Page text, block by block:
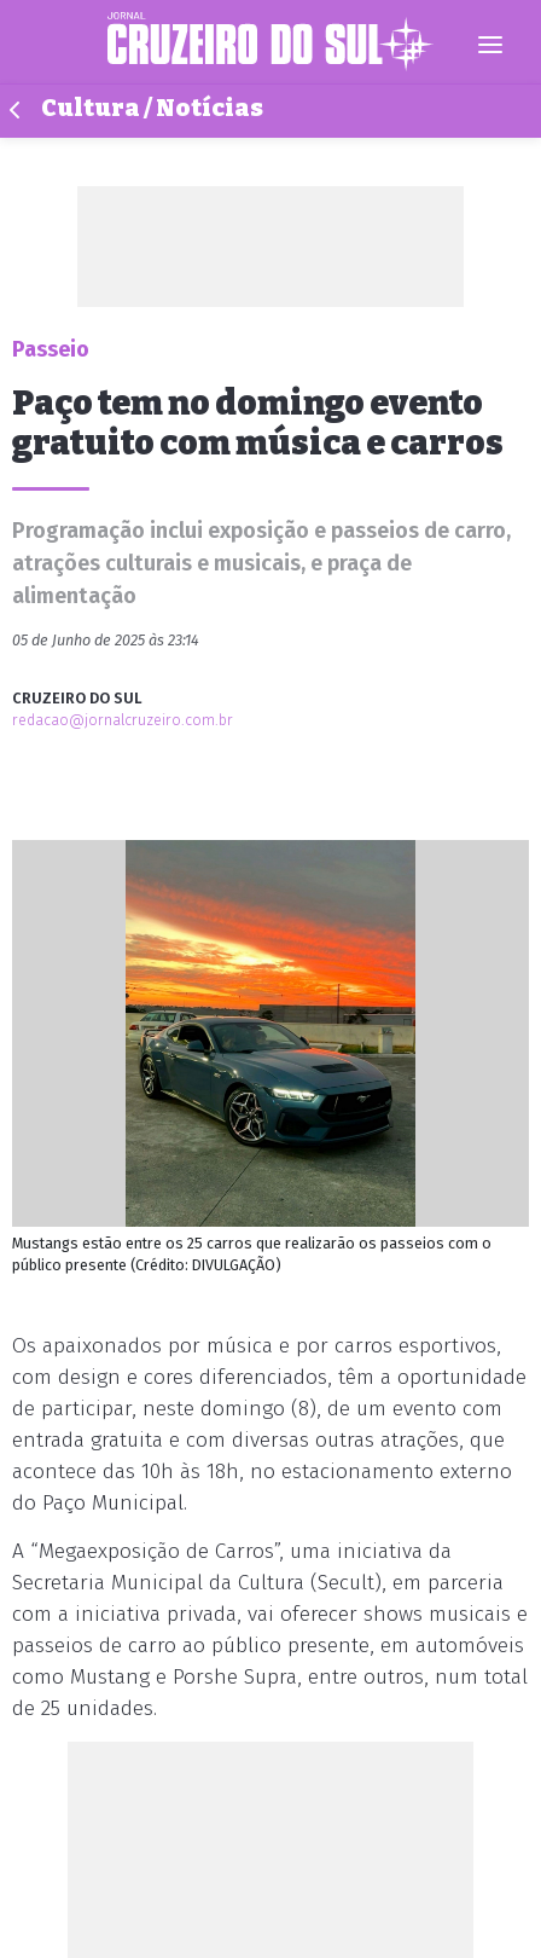
Cultura / Notícias
Passeio
Paço tem no domingo evento
gratuito com música e carros
Programação inclui exposição e passeios de carro,
atrações culturais e musicais, e praça de
alimentação
05 de Junho de 2025 às 23:14
CRUZEIRO DO SUL
redacao@jornalcruzeiro.com.br
Mustangs estão entre os 25 carros que realizarão os passeios com o
público presente (Crédito: DIVULGAÇÃO)
Os apaixonados por música e por carros esportivos,
com design e cores diferenciados, têm a oportunidade
de participar, neste domingo (8), de um evento com
entrada gratuita e com diversas outras atrações, que
acontece das 10h às 18h, no estacionamento externo
do Paço Municipal.
A “Megaexposição de Carros”, uma iniciativa da
Secretaria Municipal da Cultura (Secult), em parceria
com a iniciativa privada, vai oferecer shows musicais e
passeios de carro ao público presente, em automóveis
como Mustang e Porshe Supra, entre outros, num total
de 25 unidades.